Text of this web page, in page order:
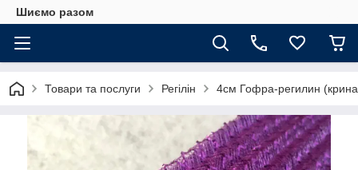
Шиємо разом
Товари та послуги Регілін 4см Гофра-регилин